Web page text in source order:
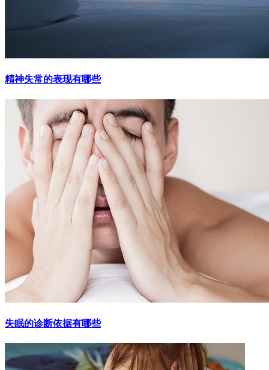
精神失常的表现有哪些
失眠的诊断依据有哪些